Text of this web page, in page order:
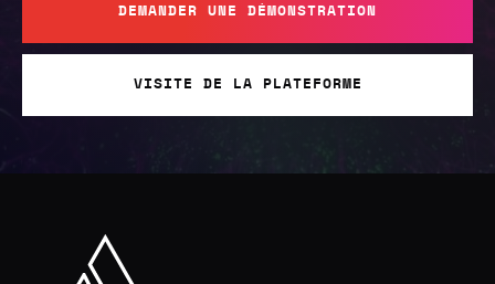
DEMANDER UNE DÉMONSTRATION
VISITE DE LA PLATEFORME